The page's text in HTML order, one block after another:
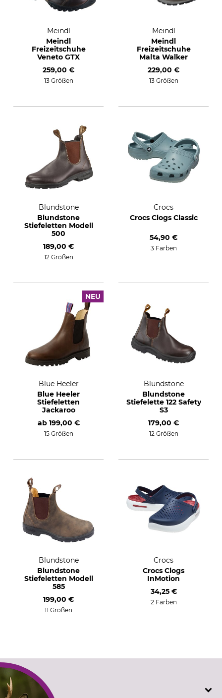
Meindl
Meindl
Freizeitschuhe
Veneto GTX
259,00 €
13 Größen
Meindl
Meindl
Freizeitschuhe
Malta Walker
229,00 €
13 Größen
Blundstone
Blundstone
Stiefeletten Modell
500
189,00 €
12 Größen
Crocs
Crocs Clogs Classic
54,90 €
3 Farben
NEU
Blue Heeler
Blue Heeler
Stiefeletten
Jackaroo
ab 199,00 €
15 Größen
Blundstone
Blundstone
Stiefelette 122 Safety
S3
179,00 €
12 Größen
Blundstone
Blundstone
Stiefeletten Modell
585
199,00 €
11 Größen
Crocs
Crocs Clogs
InMotion
34,25 €
2 Farben
SERVICE